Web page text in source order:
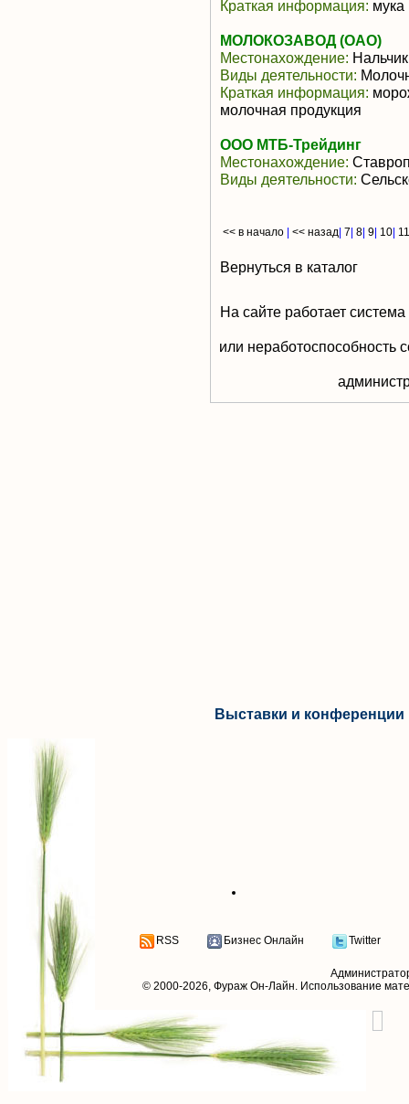
Краткая информация: мука
МОЛОКОЗАВОД (ОАО)
Местонахождение: Нальчик
Виды деятельности:
Краткая информация:
молочная продукция
ООО МТБ-Трейдинг
Местонахождение:
Виды деятельности:
<< в начало << назад 7 8 9 10 11
Вернуться в каталог
На сайте работает
или неработоспособность
Выставки и конференции
RSS Бизнес Онлайн Twitter
© 2000-2026, Фураж Он-Лайн. Использование